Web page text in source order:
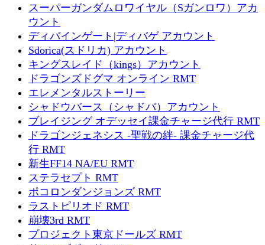
スーパーガンダムロワイヤル（Sガンロワ）アカ
ウント
ディバインゲート|ディバゲ アカウント
Sdorica(スドリカ) アカウント
キングスレイド（kings）アカウント
ドラゴンズドグマ オンライン RMT
エレメンタルストーリー
シャドウバース（シャドバ）アカウント
ブレイジング オデッセイ課金チャージ代行 RMT
ドラゴンジェネシス -聖戦の絆- 課金チャージ代
行 RMT
新生FF14 NA/EU RMT
ステラセプト RMT
ポコロンダンジョンズ RMT
ラストピリオド RMT
崩壊3rd RMT
プロジェクト東京ドールズ RMT